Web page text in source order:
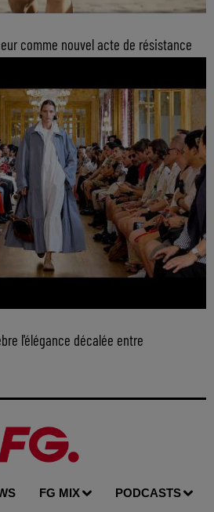
comme nouvel acte de résistance
l'élégance décalée entre
FG MIX PODCASTS